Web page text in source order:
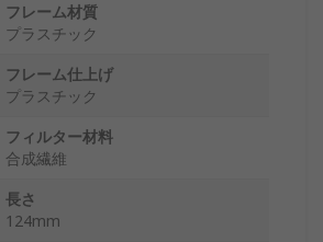
フレーム材質
プラスチック
フレーム仕上げ
プラスチック
フィルター材料
合成繊維
長さ
124mm